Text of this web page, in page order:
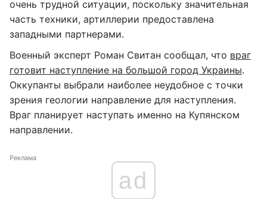
очень трудной ситуации, поскольку значительная
часть техники, артиллерии предоставлена
западными партнерами.
Военный эксперт Роман Свитан сообщал, что враг
готовит наступление на большой город Украины.
Оккупанты выбрали наиболее неудобное с точки
зрения геологии направление для наступления.
Враг планирует наступать именно на Купянском
направлении.
Реклама
ad